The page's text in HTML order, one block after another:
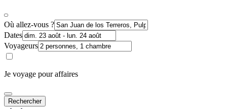
Où allez-vous ?
Dates
Voyageurs
Je voyage pour affaires
Rechercher